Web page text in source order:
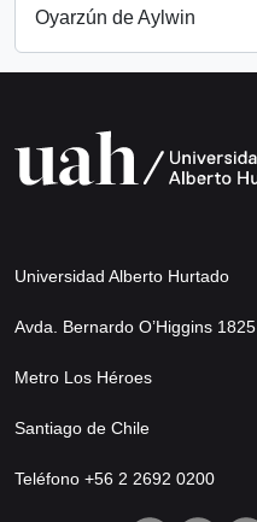
Oyarzún de Aylwin
Universidad Alberto Hurtado
Avda. Bernardo O’Higgins 1825
Metro Los Héroes
Santiago de Chile
Teléfono +56 2 2692 0200